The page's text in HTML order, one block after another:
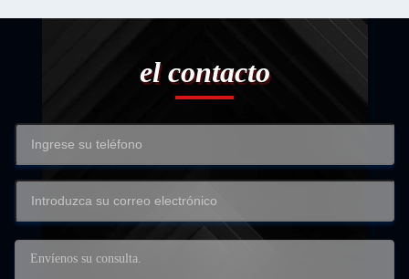
el contacto